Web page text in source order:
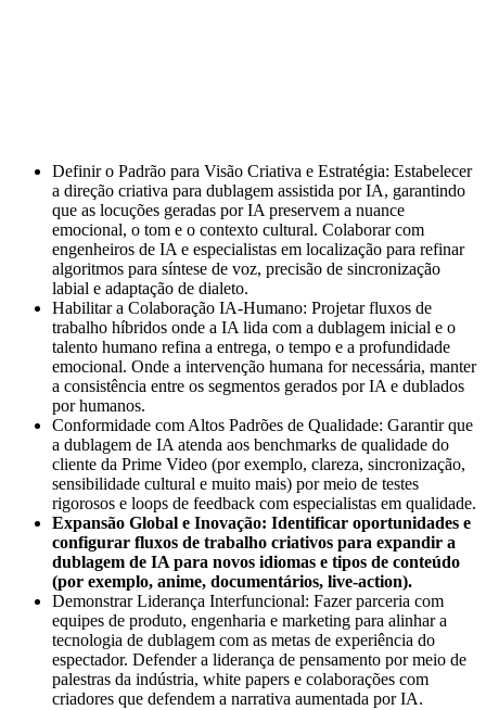
Definir o Padrão para Visão Criativa e Estratégia: Estabelecer
a direção criativa para dublagem assistida por IA, garantindo
que as locuções geradas por IA preservem a nuance
emocional, o tom e o contexto cultural. Colaborar com
engenheiros de IA e especialistas em localização para refinar
algoritmos para síntese de voz, precisão de sincronização
labial e adaptação de dialeto.
Habilitar a Colaboração IA-Humano: Projetar fluxos de
trabalho híbridos onde a IA lida com a dublagem inicial e o
talento humano refina a entrega, o tempo e a profundidade
emocional. Onde a intervenção humana for necessária, manter
a consistência entre os segmentos gerados por IA e dublados
por humanos.
Conformidade com Altos Padrões de Qualidade: Garantir que
a dublagem de IA atenda aos benchmarks de qualidade do
cliente da Prime Video (por exemplo, clareza, sincronização,
sensibilidade cultural e muito mais) por meio de testes
rigorosos e loops de feedback com especialistas em qualidade.
Expansão Global e Inovação: Identificar oportunidades e
configurar fluxos de trabalho criativos para expandir a
dublagem de IA para novos idiomas e tipos de conteúdo
(por exemplo, anime, documentários, live-action).
Demonstrar Liderança Interfuncional: Fazer parceria com
equipes de produto, engenharia e marketing para alinhar a
tecnologia de dublagem com as metas de experiência do
espectador. Defender a liderança de pensamento por meio de
palestras da indústria, white papers e colaborações com
criadores que defendem a narrativa aumentada por IA.